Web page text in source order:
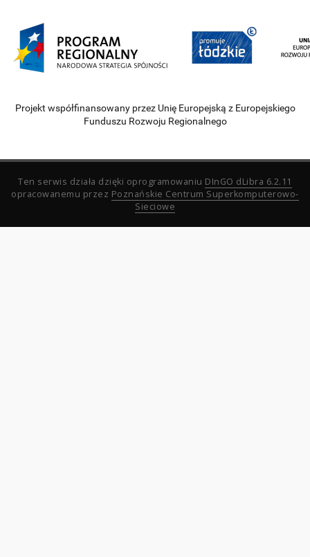
Projekt współfinansowany przez Unię Europejską z Europejskiego
Funduszu Rozwoju Regionalnego
Ten serwis działa dzięki oprogramowaniu DInGO dLibra 6.2.11
opracowanemu przez Poznańskie Centrum Superkomputerowo-
Sieciowe